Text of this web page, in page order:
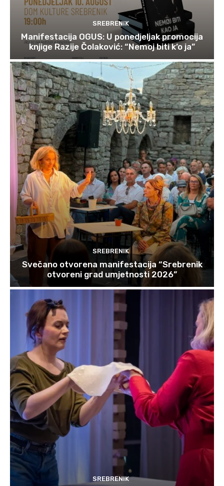
SREBRENIK
Manifestacija OGUS: U ponedjeljak promocija
knjige Razije Čolaković: “Nemoj biti k’o ja”
SREBRENIK
Svečano otvorena manifestacija “Srebrenik
otvoreni grad umjetnosti 2026”
SREBRENIK